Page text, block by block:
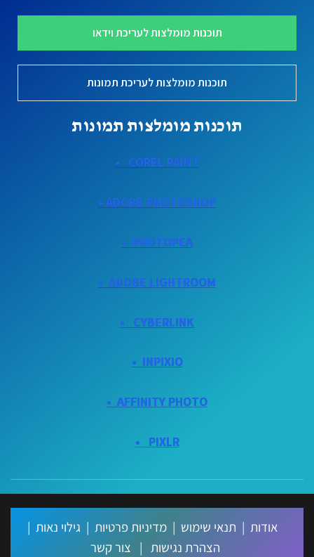
תוכנות מומלצות לעריכת וידאו
תוכנות מומלצות לעריכת תמונות
תוכנות מומלצות תמונות
COREL PAINT •
ADOBE PHOTOSHOP •
PHOTOPEA •
ADOBE LIGHTROOM •
CYBERLINK •
INPIXIO •
AFFINITY PHOTO
•
PIXLR •
אודות | תנאי שימוש | מדיניות פרטיות | גילוי נאות |
הצהרת נגישות | צור קשר